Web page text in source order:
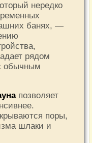
нередко
банях, —
рядом
обычным
позволяет
поры,
шлаки и